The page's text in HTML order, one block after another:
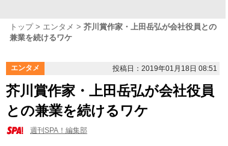
トップ エンタメ
芥川賞作家・上田岳弘が会社役員との
兼業を続けるワケ
エンタメ 投稿日：2019年01月18日 08:51
芥川賞作家・上田岳弘が会社役員
との兼業を続けるワケ
週刊SPA！編集部